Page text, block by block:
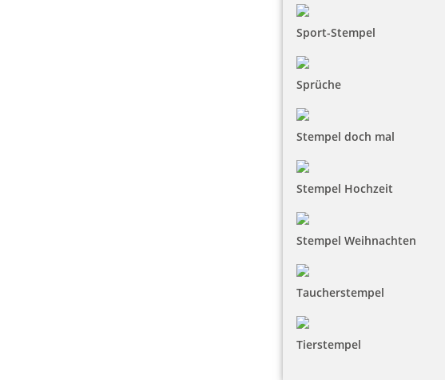
Sport-Stempel
Sprüche
Stempel doch mal
Stempel Hochzeit
Stempel Weihnachten
Taucherstempel
Tierstempel